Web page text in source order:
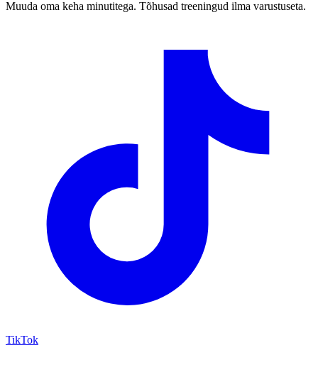
Muuda oma keha minutitega. Tõhusad treeningud ilma varustuseta.
TikTok